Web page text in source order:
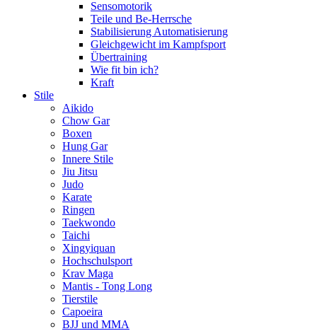
Sensomotorik
Teile und Be-Herrsche
Stabilisierung Automatisierung
Gleichgewicht im Kampfsport
Übertraining
Wie fit bin ich?
Kraft
Stile
Aikido
Chow Gar
Boxen
Hung Gar
Innere Stile
Jiu Jitsu
Judo
Karate
Ringen
Taekwondo
Taichi
Xingyiquan
Hochschulsport
Krav Maga
Mantis - Tong Long
Tierstile
Capoeira
BJJ und MMA